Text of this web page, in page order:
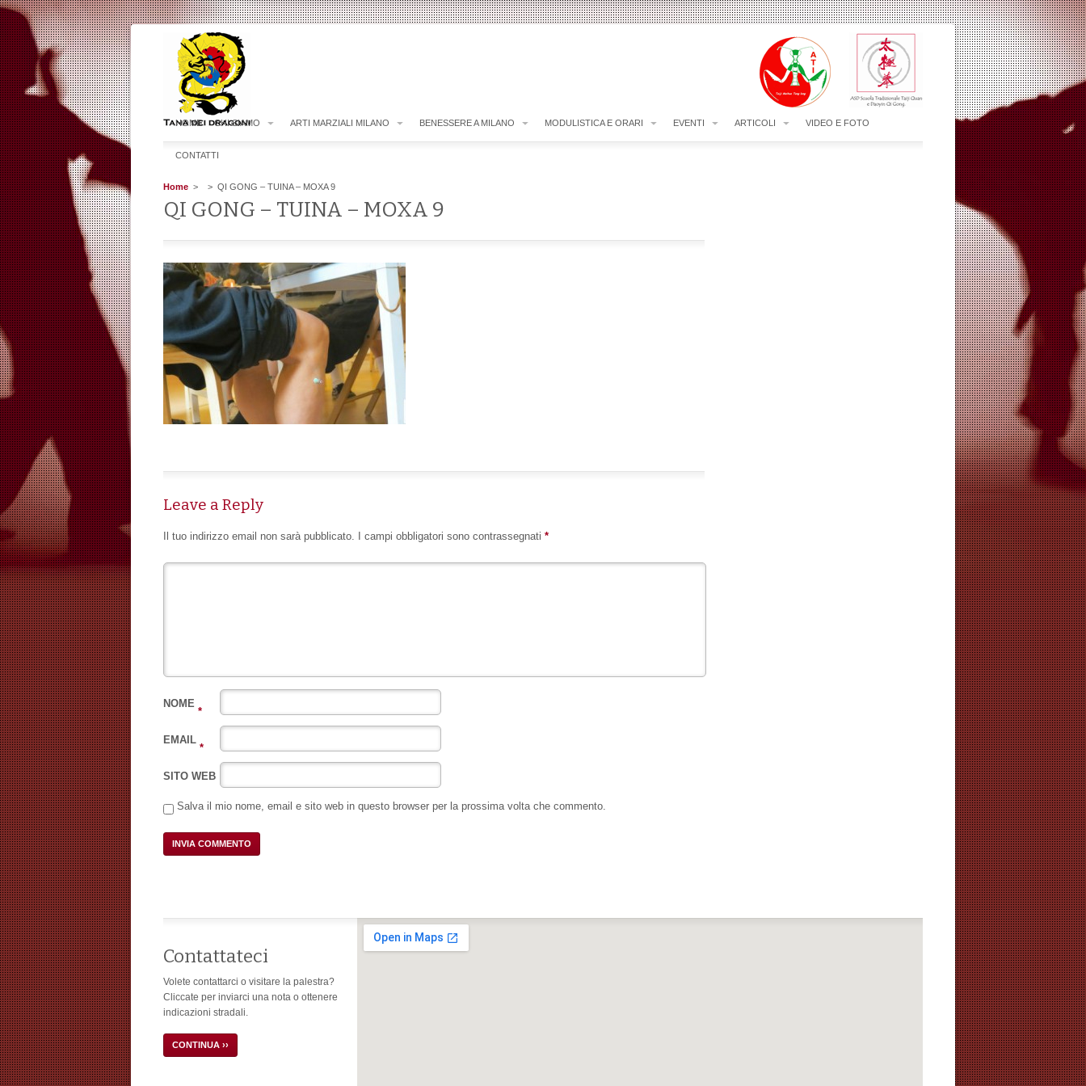
HOME CHI SIAMO ARTI MARZIALI MILANO BENESSERE A MILANO MODULISTICA E ORARI EVENTI ARTICOLI VIDEO E FOTO
CONTATTI
Home > > QI GONG – TUINA – MOXA 9
QI GONG – TUINA – MOXA 9
Leave a Reply
Il tuo indirizzo email non sarà pubblicato. I campi obbligatori sono contrassegnati *
NOME
*
EMAIL
*
SITO WEB
Salva il mio nome, email e sito web in questo browser per la prossima volta che commento.
Contattateci
Volete contattarci o visitare la palestra?
Cliccate per inviarci una nota o ottenere
indicazioni stradali.
CONTINUA ››